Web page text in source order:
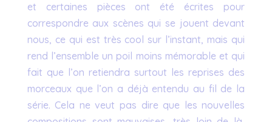
et certaines pièces ont été écrites pour
correspondre aux scènes qui se jouent devant
nous, ce qui est très cool sur l’instant, mais qui
rend l’ensemble un poil moins mémorable et qui
fait que l’on retiendra surtout les reprises des
morceaux que l’on a déjà entendu au fil de la
série. Cela ne veut pas dire que les nouvelles